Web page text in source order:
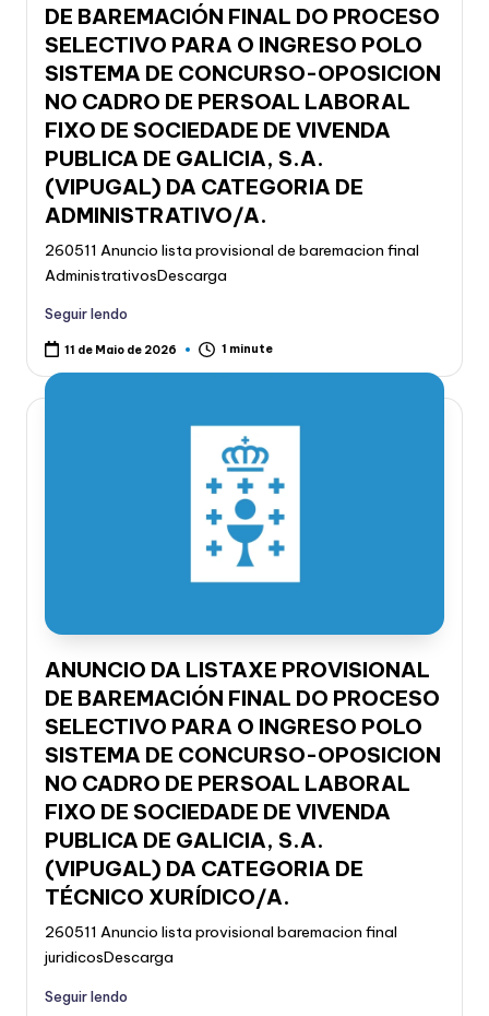
DE BAREMACIÓN FINAL DO PROCESO
SELECTIVO PARA O INGRESO POLO
SISTEMA DE CONCURSO-OPOSICION
NO CADRO DE PERSOAL LABORAL
FIXO DE SOCIEDADE DE VIVENDA
PUBLICA DE GALICIA, S.A.
(VIPUGAL) DA CATEGORIA DE
ADMINISTRATIVO/A.
260511 Anuncio lista provisional de baremacion final
AdministrativosDescarga
Seguir lendo
11 de Maio de 2026 1 minute
ANUNCIO DA LISTAXE PROVISIONAL
DE BAREMACIÓN FINAL DO PROCESO
SELECTIVO PARA O INGRESO POLO
SISTEMA DE CONCURSO-OPOSICION
NO CADRO DE PERSOAL LABORAL
FIXO DE SOCIEDADE DE VIVENDA
PUBLICA DE GALICIA, S.A.
(VIPUGAL) DA CATEGORIA DE
TÉCNICO XURÍDICO/A.
260511 Anuncio lista provisional baremacion final
juridicosDescarga
Seguir lendo